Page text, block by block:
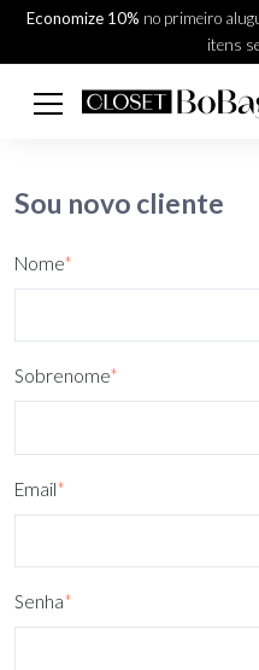
Economize 10% no primeiro
itens
Sou novo cliente
Nome*
Sobrenome*
Email*
Senha*